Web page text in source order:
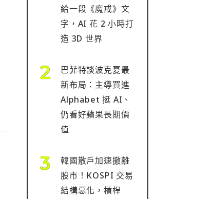
給一段《魔戒》文
字，AI 花 2 小時打
造 3D 世界
巴菲特談波克夏最
新布局：主導買進
Alphabet 挺 AI、
仍看好蘋果長期價
值
韓國散戶加速撤離
股市！KOSPI 交易
結構惡化，槓桿